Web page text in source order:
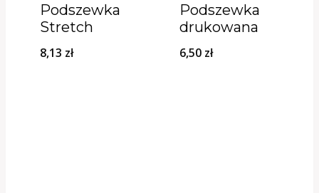
Podszewka
Stretch
8,13 zł
Podszewka
drukowana
6,50 zł